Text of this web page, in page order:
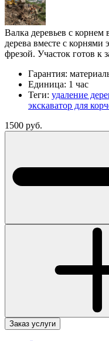
Валка деревьев с
дерева вместе с корнями
фрезой. Участок готов к
Гарантия:
Единица: 1 час
Теги: удаление
экскаватор для
1500 руб.
Заказ услуги